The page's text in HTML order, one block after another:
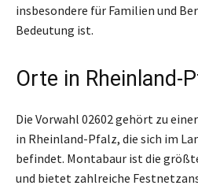
insbesondere für Familien und
Bedeutung ist.
Orte in Rheinland-
Die Vorwahl 02602 gehört zu
in Rheinland-Pfalz, die sich im
befindet. Montabaur ist die
und bietet zahlreiche